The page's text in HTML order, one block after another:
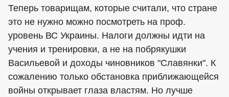
Теперь товарищам, которые считали, что стране
это не нужно можно посмотреть на проф.
уровень ВС Украины. Налоги должны идти на
учения и тренировки, а не на побрякушки
Васильевой и доходы чиновников "Славянки". К
сожалению только обстановка приближающейся
войны открывает глаза властям. Но лучше